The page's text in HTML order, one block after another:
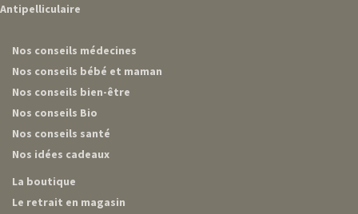
Antipelliculaire
Nos conseils médecines
Nos conseils bébé et maman
Nos conseils bien-être
Nos conseils Bio
Nos conseils santé
Nos idées cadeaux
La boutique
Le retrait en magasin